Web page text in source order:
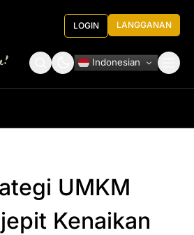
LOGIN LANGGANAN
Indonesian
UMKM
Kenaikan